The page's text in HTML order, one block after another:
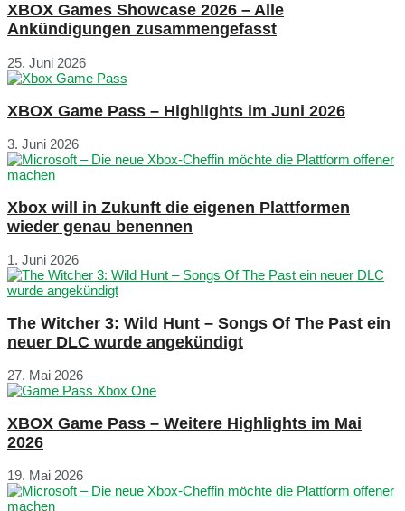
XBOX Games Showcase 2026 – Alle
Ankündigungen zusammengefasst
25. Juni 2026
XBOX Game Pass – Highlights im Juni 2026
3. Juni 2026
Xbox will in Zukunft die eigenen Plattformen
wieder genau benennen
1. Juni 2026
The Witcher 3: Wild Hunt – Songs Of The Past ein
neuer DLC wurde angekündigt
27. Mai 2026
XBOX Game Pass – Weitere Highlights im Mai
2026
19. Mai 2026